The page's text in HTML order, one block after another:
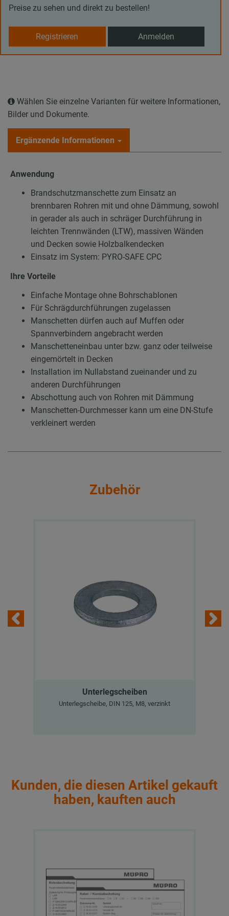
Preise zu sehen und direkt zu bestellen!
Registrieren Anmelden
Wählen Sie einzelne Varianten für weitere Informationen,
Bilder und Dokumente.
Ergänzende Informationen
Anwendung
Brandschutzmanschette zum Einsatz an
brennbaren Rohren mit und ohne Dämmung, sowohl
in gerader als auch in schräger Durchführung in
leichten Trennwänden (LTW), massiven Wänden
und Decken sowie Holzbalkendecken
Einsatz im System: PYRO-SAFE CPC
Ihre Vorteile
Einfache Montage ohne Bohrschablonen
Für Schrägdurchführungen zugelassen
Manschetten dürfen auch auf Muffen oder
Spannverbindern angebracht werden
Manschetteneinbau unter bzw. ganz oder teilweise
eingemörtelt in Decken
Installation im Nullabstand zueinander und zu
anderen Durchführungen
Abschottung auch von Rohren mit Dämmung
Manschetten-Durchmesser kann um eine DN-Stufe
verkleinert werden
Zubehör
Unterlegscheiben
Unterlegscheibe, DIN 125, M8, verzinkt
Kunden, die diesen Artikel gekauft
haben, kauften auch